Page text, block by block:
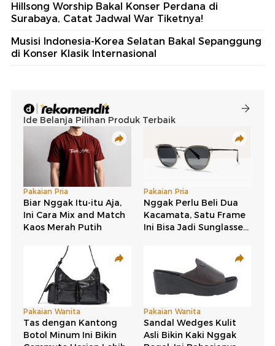
Hillsong Worship Bakal Konser Perdana di
Surabaya, Catat Jadwal War Tiketnya!
Musisi Indonesia-Korea Selatan Bakal Sepanggung
di Konser Klasik Internasional